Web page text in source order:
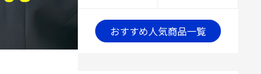
おすすめ人気商品一覧